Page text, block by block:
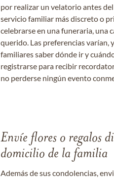
por realizar un velatorio antes
servicio familiar más discreto o
celebrarse en una funeraria, una
querido. Las preferencias varían,
familiares saber dónde ir y
registrarse para recibir
no perderse ningún evento
Envíe flores o regalos
domicilio de la familia
Además de sus condolencias,